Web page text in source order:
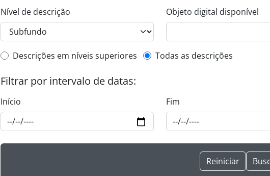
Nível de descrição Objeto digital disponível
Filtro de descrição de nível superior
Descrições em níveis superiores Todas as descrições
Filtrar por intervalo de datas:
Início Fim